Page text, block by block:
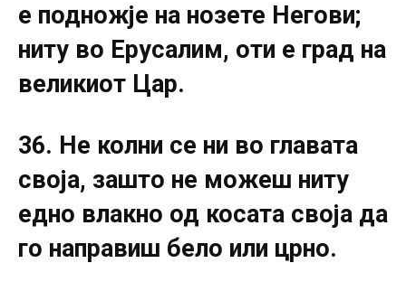
е подножје на нозете Негови;
ниту во Ерусалим, оти е град на
великиот Цар.
36. Не колни се ни во главата
своја, зашто не можеш ниту
едно влакно од косата своја да
го направиш бело или црно.